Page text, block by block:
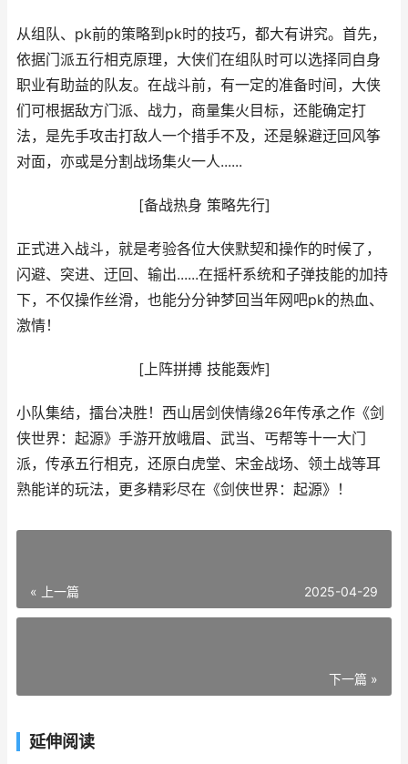
从组队、pk前的策略到pk时的技巧，都大有讲究。首先，
依据门派五行相克原理，大侠们在组队时可以选择同自身
职业有助益的队友。在战斗前，有一定的准备时间，大侠
们可根据敌方门派、战力，商量集火目标，还能确定打
法，是先手攻击打敌人一个措手不及，还是躲避迂回风筝
对面，亦或是分割战场集火一人......
[备战热身 策略先行]
正式进入战斗，就是考验各位大侠默契和操作的时候了，
闪避、突进、迂回、输出......在摇杆系统和子弹技能的加持
下，不仅操作丝滑，也能分分钟梦回当年网吧pk的热血、
激情！
[上阵拼搏 技能轰炸]
小队集结，擂台决胜！西山居剑侠情缘26年传承之作《剑
侠世界：起源》手游开放峨眉、武当、丐帮等十一大门
派，传承五行相克，还原白虎堂、宋金战场、领土战等耳
熟能详的玩法，更多精彩尽在《剑侠世界：起源》！
« 上一篇 2025-04-29
下一篇 »
延伸阅读